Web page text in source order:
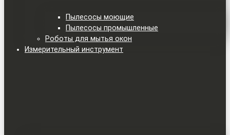
Пылесосы моющие
Пылесосы промышленные
Роботы для мытья окон
Измерительный инструмент